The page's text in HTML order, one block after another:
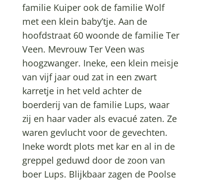
familie Kuiper ook de familie Wolf
met een klein baby’tje. Aan de
hoofdstraat 60 woonde de familie Ter
Veen. Mevrouw Ter Veen was
hoogzwanger. Ineke, een klein meisje
van vijf jaar oud zat in een zwart
karretje in het veld achter de
boerderij van de familie Lups, waar
zij en haar vader als evacué zaten. Ze
waren gevlucht voor de gevechten.
Ineke wordt plots met kar en al in de
greppel geduwd door de zoon van
boer Lups. Blijkbaar zagen de Poolse